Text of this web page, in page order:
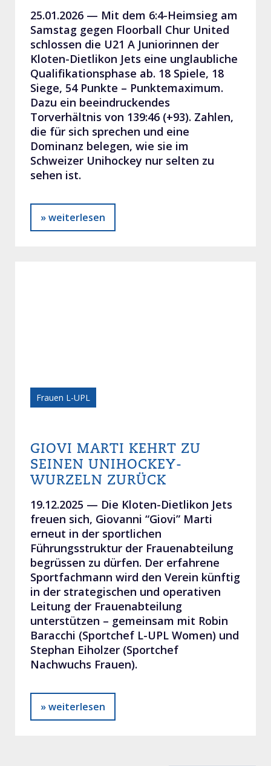
25.01.2026 — Mit dem 6:4-Heimsieg am
Samstag gegen Floorball Chur United
schlossen die U21 A Juniorinnen der
Kloten-Dietlikon Jets eine unglaubliche
Qualifikationsphase ab. 18 Spiele, 18
Siege, 54 Punkte – Punktemaximum.
Dazu ein beeindruckendes
Torverhältnis von 139:46 (+93). Zahlen,
die für sich sprechen und eine
Dominanz belegen, wie sie im
Schweizer Unihockey nur selten zu
sehen ist.
» weiterlesen
Frauen L-UPL
GIOVI MARTI KEHRT ZU
SEINEN UNIHOCKEY-
WURZELN ZURÜCK
19.12.2025 — Die Kloten-Dietlikon Jets
freuen sich, Giovanni “Giovi” Marti
erneut in der sportlichen
Führungsstruktur der Frauenabteilung
begrüssen zu dürfen. Der erfahrene
Sportfachmann wird den Verein künftig
in der strategischen und operativen
Leitung der Frauenabteilung
unterstützen – gemeinsam mit Robin
Baracchi (Sportchef L-UPL Women) und
Stephan Eiholzer (Sportchef
Nachwuchs Frauen).
» weiterlesen